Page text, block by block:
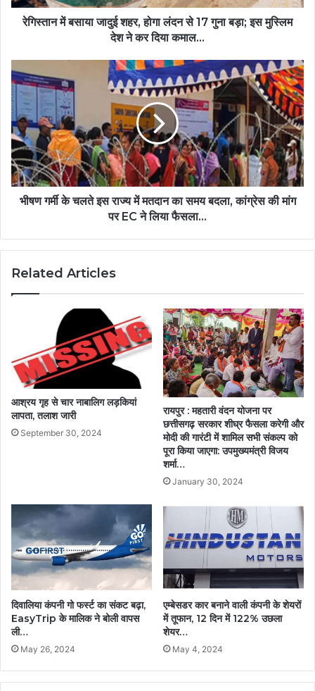
रेगिस्तान में बसाया जादुई शहर, होगा लंदन से 17 गुना बड़ा; इस मुस्लिम
देश ने कर दिया कमाल...
भीषण गर्मी के चलते इस राज्य में मतदान का समय बदला, कांग्रेस की मांग
पर EC ने लिया फैसला...
Related Articles
आश्रय गृह से चार नाबालिग लड़कियां
लापता, तलाश जारी
September 30, 2024
रायपुर : महतारी वंदन योजना पर
छत्तीसगढ़ सरकार शीघ्र फैसला करेगी और
मोदी की गारंटी में शामिल सभी संकल्प को
पूरा किया जाएगा: उपमुख्यमंत्री विजय
शर्मा…
January 30, 2024
दिवालिया कंपनी गो फर्स्ट का संकट बढ़ा,
EasyTrip के मालिक ने बोली वापस
ली…
May 26, 2024
एम्बेसडर कार बनाने वाली कंपनी के शेयरों
में तूफान, 12 दिन में 122% उछला
शेयर…
May 4, 2024